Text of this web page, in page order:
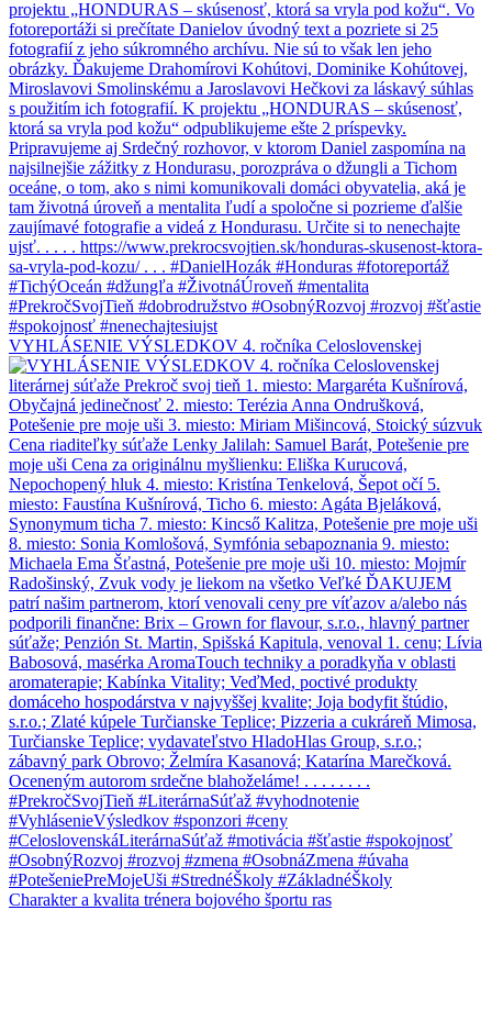
VYHLÁSENIE VÝSLEDKOV 4. ročníka Celoslovenskej
Charakter a kvalita trénera bojového športu ras